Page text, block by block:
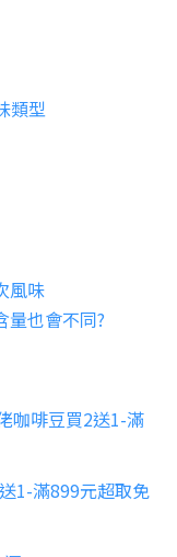
類型
風味
量也會不同?